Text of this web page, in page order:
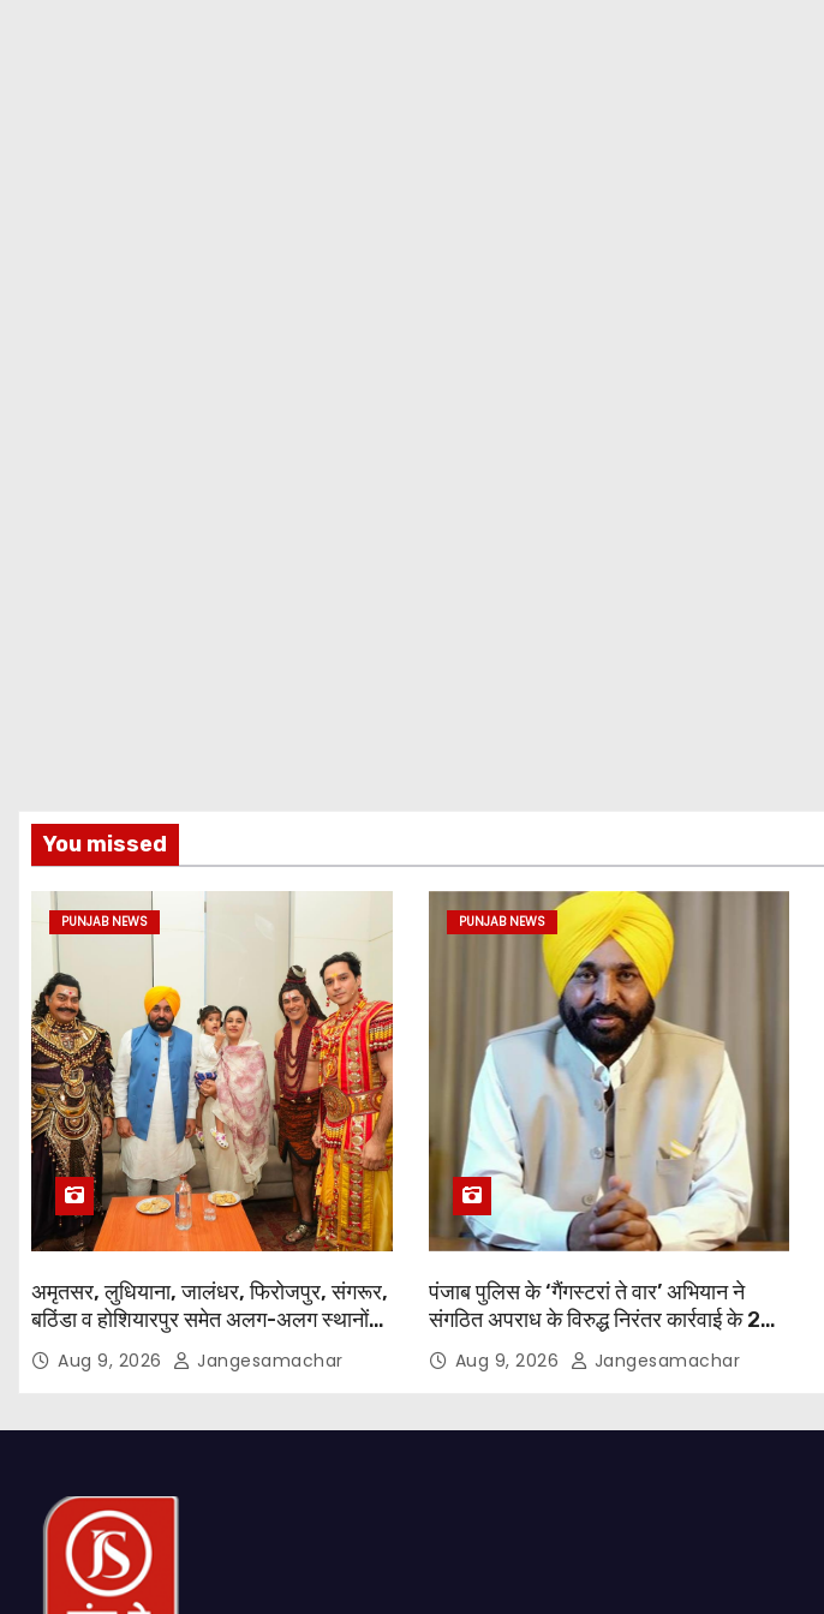
You missed
PUNJAB NEWS
अमृतसर, लुधियाना, जालंधर, फिरोजपुर, संगरूर,
बठिंडा व होशियारपुर समेत अलग-अलग स्थानों
पर ये शो होगा- भगवंत सिंह मान
Aug 9, 2026 Jangesamachar
PUNJAB NEWS
पंजाब पुलिस के ‘गैंगस्टरां ते वार’ अभियान ने
संगठित अपराध के विरुद्ध निरंतर कार्रवाई के 200
दिन पूरे किए ; 1.09 लाख से अधिक छापेमारियाँ
कीं, 1,532 घोषित अपराधी गिरफ़्तार किए
Aug 9, 2026 Jangesamachar